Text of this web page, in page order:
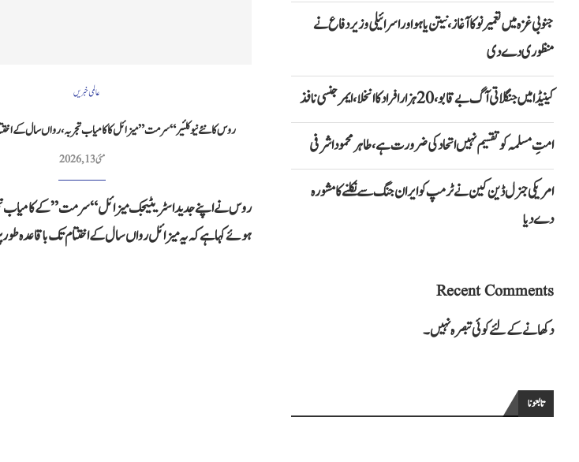
عالمی خبریں
روس کا نئے نیوکلئیر“سرمت” میزائل کا کامیاب تجربہ، رواں سال کے
مئی 13, 2026
روس نے اپنے جدید اسٹریٹیجک میزائل “سرمت” کے کامیاب
ہوئے کہا ہے کہ یہ میزائل رواں سال کے اختتام تک باقاعدہ
جنوبی غزہ میں تعمیر نو کا آغاز، نیتن یاہو اور اسرائیلی وزیر دفاع نے
منظوری دے دی
کینیڈا میں جنگلاتی آگ بے قابو، 20 ہزار افراد کا انخلا، ایمرجنسی نافذ
امتِ مسلمہ کو تقسیم نہیں اتحاد کی ضرورت ہے، طاہر محمود اشرفی
امریکی جنرل ڈین کین نے ٹرمپ کو ایران جنگ سے نکلنے کا مشورہ
دے دیا
Recent Comments
دکھانے کے لئے کوئی تبصرہ نہیں۔
تابعونا